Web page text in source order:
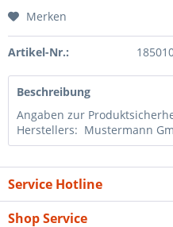
Merken
Artikel-Nr.:
Beschreibung
Angaben zur
Herstellers: Mustermann
Service Hotline
Shop Service